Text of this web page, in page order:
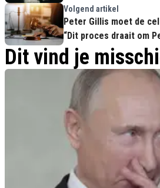
TBS
Volgend artikel
Peter Gillis moet de
“Dit proces draait om
Dit vind je